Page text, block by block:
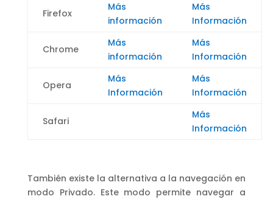
Firefox
Más
información
Más
Información
Chrome
Más
información
Más
Información
Opera
Más
Información
Más
Información
Safari
Más
Información
También existe la alternativa a la navegación en
modo Privado. Este modo permite navegar a